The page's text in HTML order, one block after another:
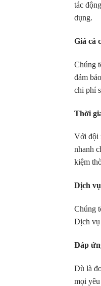
tác
dụng.
Giá cả
Chúng
đảm
chi phí
Thời
Với đội
nhanh
kiệm
Dịch
Chúng
Dịch vụ
Đáp
Dù là
mọi